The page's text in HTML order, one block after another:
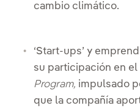
cambio climático.
‘Start-ups’ y
su participación en el
Program, impulsado
que la compañía